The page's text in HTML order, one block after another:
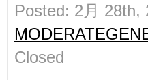
Posted: 2月 28th,
Closed